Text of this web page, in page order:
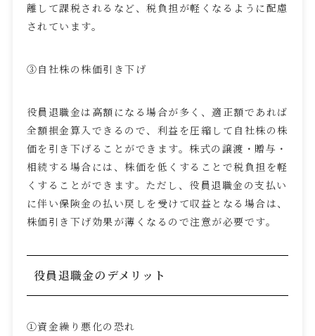
離して課税されるなど、税負担が軽くなるように配慮
されています。
③自社株の株価引き下げ
役員退職金は高額になる場合が多く、適正額であれば
全額損金算入できるので、利益を圧縮して自社株の株
価を引き下げることができます。株式の譲渡・贈与・
相続する場合には、株価を低くすることで税負担を軽
くすることができます。ただし、役員退職金の支払い
に伴い保険金の払い戻しを受けて収益となる場合は、
株価引き下げ効果が薄くなるので注意が必要です。
役員退職金のデメリット
①資金繰り悪化の恐れ